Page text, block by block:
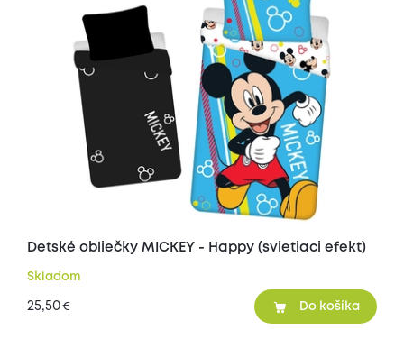
Detské obliečky MICKEY - Happy (svietiaci efekt)
Skladom
25,50€ Do košíka